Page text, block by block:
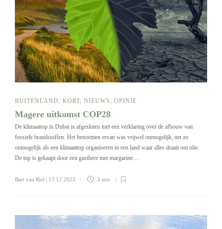
BUITENLAND KORT NIEUWS OPINIE
Magere uitkomst COP28
De klimaattop in Dubai is afgesloten met een verklaring over de afbouw van
fossiele brandstoffen. Het benoemen ervan was vrijwel onmogelijk, net zo
onmogelijk als een klimaattop organiseren in een land waar alles draait om olie.
De top is gekaapt door een gastheer met margarine…
Bart van Riel | 13 12 2023 3 min